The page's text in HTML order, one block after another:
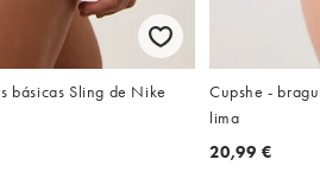
básicas Sling de Nike
Cupshe -
lima
20,99 €